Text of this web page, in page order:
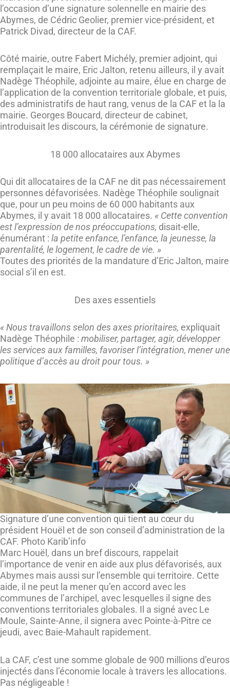
l’occasion d’une signature solennelle en mairie des
Abymes, de Cédric Geolier, premier vice-président, et
Patrick Divad, directeur de la CAF.
Côté mairie, outre Fabert Michély, premier adjoint, qui
remplaçait le maire, Eric Jalton, retenu ailleurs, il y avait
Nadège Théophile, adjointe au maire, élue en charge de
l’application de la convention territoriale globale, et puis,
des administratifs de haut rang, venus de la CAF et la la
mairie. Georges Boucard, directeur de cabinet,
introduisait les discours, la cérémonie de signature.
18 000 allocataires aux Abymes
Qui dit allocataires de la CAF ne dit pas nécessairement
personnes défavorisées. Nadège Théophile soulignait
que, pour un peu moins de 60 000 habitants aux
Abymes, il y avait 18 000 allocataires. « Cette convention
est l’expression de nos préoccupations, disait-elle,
énumérant : la petite enfance, l’enfance, la jeunesse, la
parentalité, le logement, le cadre de vie. »
Toutes des priorités de la mandature d’Eric Jalton, maire
social s’il en est.
Des axes essentiels
« Nous travaillons selon des axes prioritaires, expliquait
Nadège Théophile : mobiliser, partager, agir, développer
les services aux familles, favoriser l’intégration, mener une
politique d’accès au droit pour tous. »
Signature d’une convention qui tient au cœur du
président Houël et de son conseil d’administration de la
CAF. Photo Karib’info
Marc Houël, dans un bref discours, rappelait
l’importance de venir en aide aux plus défavorisés, aux
Abymes mais aussi sur l’ensemble qui territoire. Cette
aide, il ne peut la mener qu’en accord avec les
communes de l’archipel, avec lesquelles il signe des
conventions territoriales globales. Il a signé avec Le
Moule, Sainte-Anne, il signera avec Pointe-à-Pitre ce
jeudi, avec Baie-Mahault rapidement.
La CAF, c’est une somme globale de 900 millions d’euros
injectés dans l’économie locale à travers les allocations.
Pas négligeable !